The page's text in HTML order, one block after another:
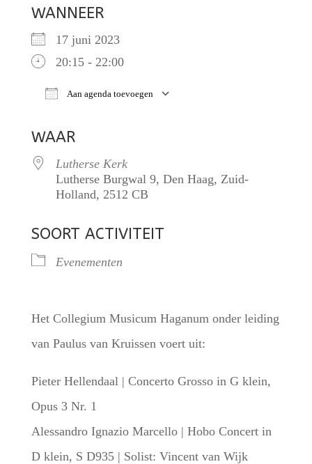
WANNEER
17 juni 2023
20:15 - 22:00
Aan agenda toevoegen
WAAR
Lutherse Kerk
Lutherse Burgwal 9, Den Haag, Zuid-
Holland, 2512 CB
SOORT ACTIVITEIT
Evenementen
Het Collegium Musicum Haganum onder leiding
van Paulus van Kruissen voert uit:
Pieter Hellendaal | Concerto Grosso in G klein,
Opus 3 Nr. 1
Alessandro Ignazio Marcello | Hobo Concert in
D klein, S D935 | Solist: Vincent van Wijk